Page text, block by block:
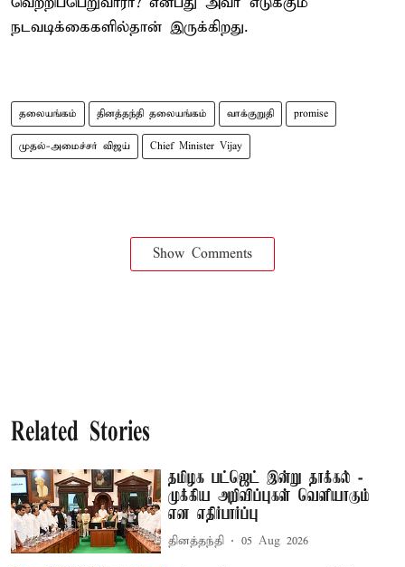
நடவடிக்கைகளில்தான் இருக்கிறது.
தலையங்கம் தினத்தந்தி தலையங்கம் வாக்குறுதி promise
முதல்-அமைச்சர் விஜய் Chief Minister Vijay
Show Comments
Related Stories
தமிழக பட்ஜெட் இன்று தாக்கல் -
முக்கிய அறிவிப்புகள் வெளியாகும்
என எதிர்பார்ப்பு
தினத்தந்தி 05 Aug 2026